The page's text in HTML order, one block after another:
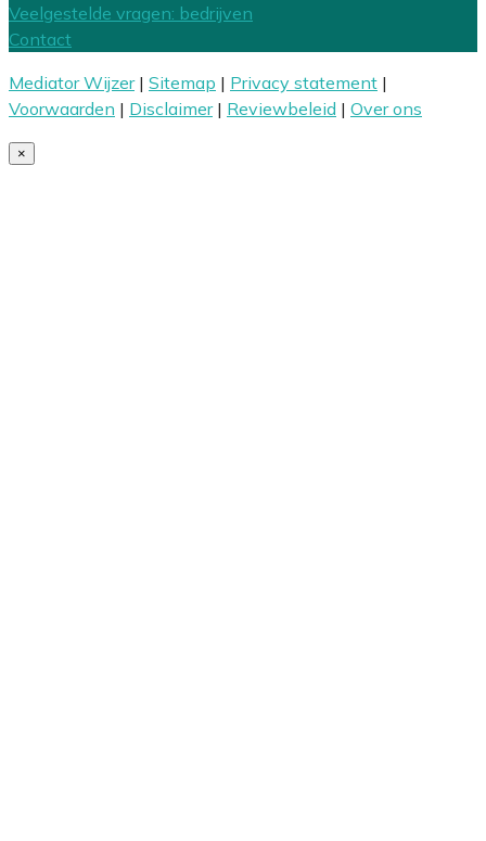
Veelgestelde vragen: bedrijven
Contact
Mediator Wijzer| Sitemap | Privacy statement |
Voorwaarden | Disclaimer| Reviewbeleid | Over ons
×